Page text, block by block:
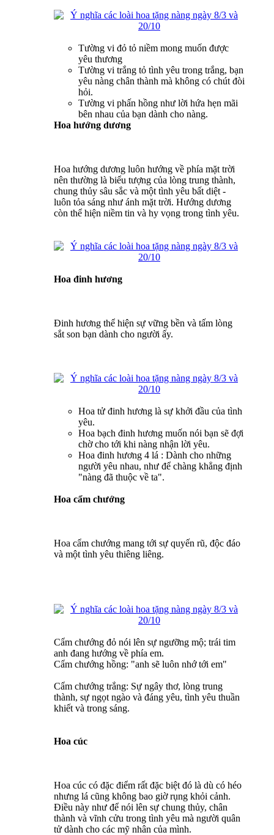
Tường vi đỏ tỏ niềm mong muốn được
yêu thương
Tường vi trắng tỏ tình yêu trong trắng, bạn
yêu nàng chân thành mà không có chút đòi
hỏi.
Tường vi phấn hồng như lời hứa hẹn mãi
bên nhau của bạn dành cho nàng.
Hoa hướng dương
Hoa hướng dương luôn hướng về phía mặt trời
nên thường là biểu tượng của lòng trung thành,
chung thủy sâu sắc và một tình yêu bất diệt -
luôn tỏa sáng như ánh mặt trời. Hướng dương
còn thể hiện niềm tin và hy vọng trong tình yêu.
Hoa đinh hương
Đinh hương thể hiện sự vững bền và tấm lòng
sắt son bạn dành cho người ấy.
Hoa tử đinh hương là sự khởi đầu của tình
yêu.
Hoa bạch đinh hương muốn nói bạn sẽ đợi
chờ cho tới khi nàng nhận lời yêu.
Hoa đinh hương 4 lá : Dành cho những
người yêu nhau, như để chàng khẳng định
"nàng đã thuộc về ta".
Hoa cẩm chướng
Hoa cẩm chướng mang tới sự quyến rũ, độc đáo
và một tình yêu thiêng liêng.
Cẩm chướng đỏ nói lên sự ngưỡng mộ; trái tim
anh đang hướng về phía em.​
Cẩm chướng hồng: "anh sẽ luôn nhớ tới em"
Cẩm chướng trắng: Sự ngây thơ, lòng trung
thành, sự ngọt ngào và đáng yêu, tình yêu thuần
khiết và trong sáng.
Hoa cúc
Hoa cúc có đặc điểm rất đặc biệt đó là dù có héo
nhưng lá cũng không bao giờ rụng khỏi cảnh.
Điều này như để nói lên sự chung thủy, chân
thành và vĩnh cửu trong tình yêu mà người quân
tử dành cho các mỹ nhân của mình.